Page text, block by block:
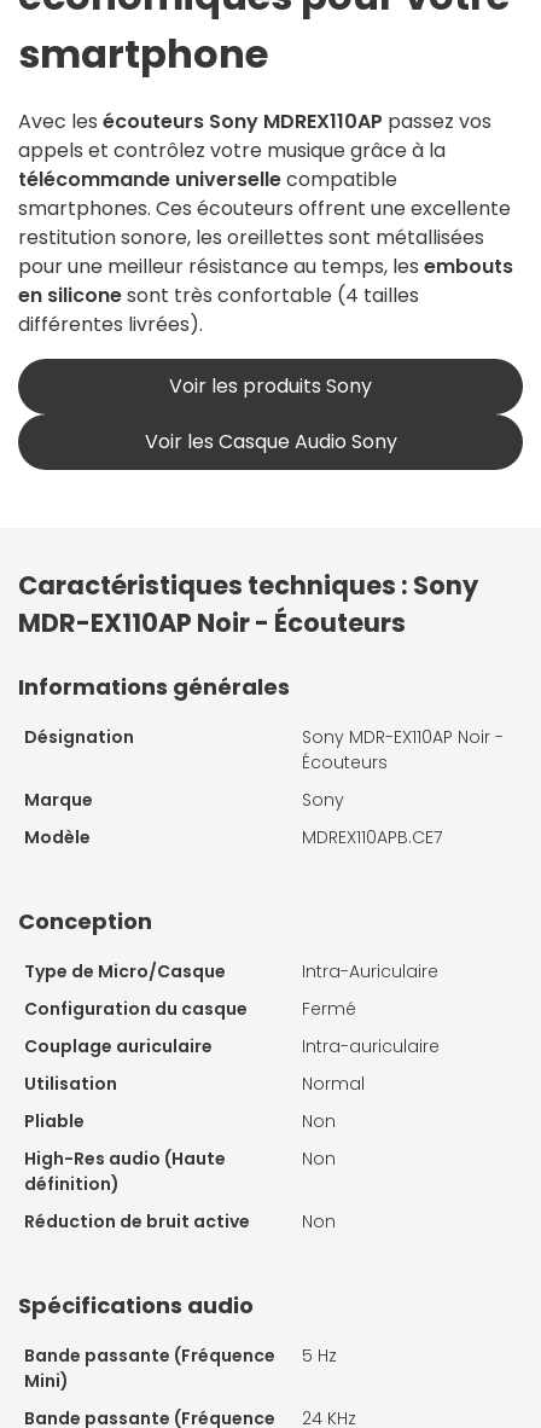
smartphone
Avec les écouteurs Sony MDREX110AP passez vos
appels et contrôlez votre musique grâce à la
télécommande universellecompatible
smartphones. Ces écouteurs offrent une excellente
restitution sonore, les oreillettes sont métallisées
pour une meilleur résistance au temps, les embouts
en siliconesont très confortable (4 tailles
différentes livrées).
Voir les produits Sony
Voir les Casque Audio Sony
Caractéristiques techniques : Sony
MDR-EX110AP Noir - Écouteurs
Informations générales
Désignation
Sony MDR-EX110AP Noir -
Écouteurs
Marque
Sony
Modèle
MDREX110APB.CE7
Conception
Type de Micro/Casque
Intra-Auriculaire
Configuration du casque
Fermé
Couplage auriculaire
Intra-auriculaire
Utilisation
Normal
Pliable
Non
High-Res audio (Haute
définition)
Non
Réduction de bruit active Non
Spécifications audio
Bande passante (Fréquence
Mini)
5 Hz
Bande passante (Fréquence 24 KHz